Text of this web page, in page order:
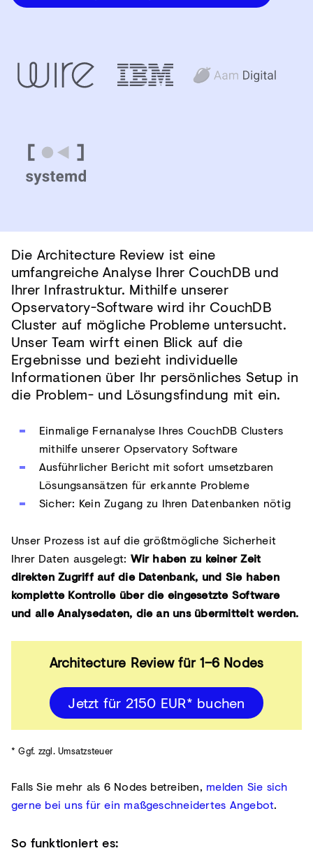
Die Architecture Review ist eine
umfangreiche Analyse Ihrer CouchDB und
Ihrer Infrastruktur. Mithilfe unserer
Opservatory-Software wird ihr CouchDB
Cluster auf mögliche Probleme untersucht.
Unser Team wirft einen Blick auf die
Ergebnisse und bezieht individuelle
Informationen über Ihr persönliches Setup in
die Problem- und Lösungsfindung mit ein.
Einmalige Fernanalyse Ihres CouchDB Clusters
mithilfe unserer Opservatory Software
Ausführlicher Bericht mit sofort umsetzbaren
Lösungsansätzen für erkannte Probleme
Sicher: Kein Zugang zu Ihren Datenbanken nötig
Unser Prozess ist auf die größtmögliche Sicherheit
Ihrer Daten ausgelegt: Wir haben zu keiner Zeit
direkten Zugriff auf die Datenbank, und Sie haben
komplette Kontrolle über die eingesetzte Software
und alle Analysedaten, die an uns übermittelt werden.
Architecture Review für 1–6 Nodes
Jetzt für 2150 EUR* buchen
* Ggf. zzgl. Umsatzsteuer
Falls Sie mehr als 6 Nodes betreiben, melden Sie sich
gerne bei uns für ein maßgeschneidertes Angebot.
So funktioniert es: